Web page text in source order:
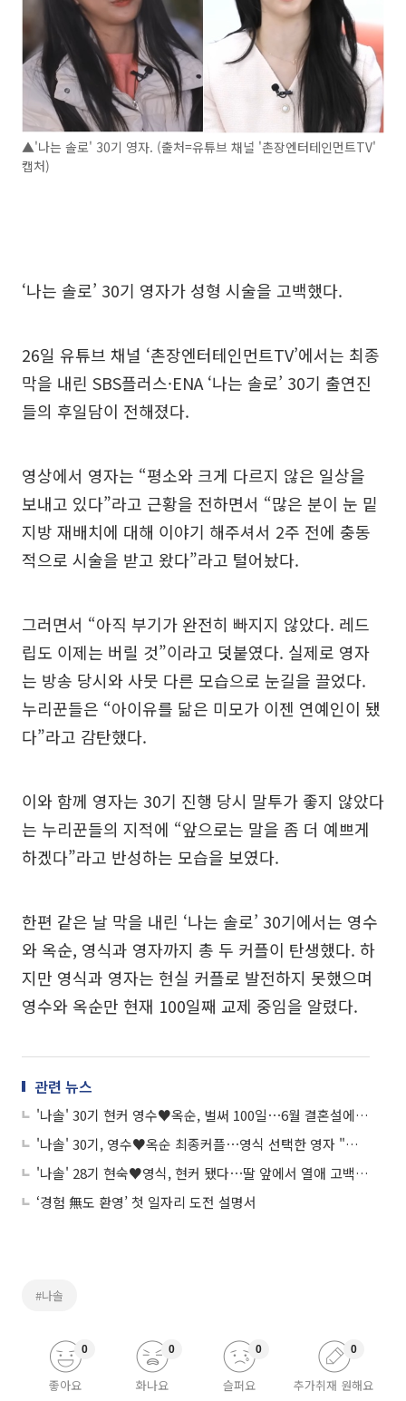
▲'나는 솔로' 30기 영자. (출처=유튜브 채널 '촌장엔터테인먼트TV'
캡처)
‘나는 솔로’ 30기 영자가 성형 시술을 고백했다.
26일 유튜브 채널 ‘촌장엔터테인먼트TV’에서는 최종
막을 내린 SBS플러스·ENA ‘나는 솔로’ 30기 출연진
들의 후일담이 전해졌다.
영상에서 영자는 “평소와 크게 다르지 않은 일상을
보내고 있다”라고 근황을 전하면서 “많은 분이 눈 밑
지방 재배치에 대해 이야기 해주셔서 2주 전에 충동
적으로 시술을 받고 왔다”라고 털어놨다.
그러면서 “아직 부기가 완전히 빠지지 않았다. 레드
립도 이제는 버릴 것”이라고 덧붙였다. 실제로 영자
는 방송 당시와 사뭇 다른 모습으로 눈길을 끌었다.
누리꾼들은 “아이유를 닮은 미모가 이젠 연예인이 됐
다”라고 감탄했다.
이와 함께 영자는 30기 진행 당시 말투가 좋지 않았다
는 누리꾼들의 지적에 “앞으로는 말을 좀 더 예쁘게
하겠다”라고 반성하는 모습을 보였다.
한편 같은 날 막을 내린 ‘나는 솔로’ 30기에서는 영수
와 옥순, 영식과 영자까지 총 두 커플이 탄생했다. 하
지만 영식과 영자는 현실 커플로 발전하지 못했으며
영수와 옥순만 현재 100일째 교제 중임을 알렸다.
관련 뉴스
'나솔' 30기 현커 영수♥옥순, 벌써 100일⋯6월 결혼설에 "차차 계획 중"
'나솔' 30기, 영수♥옥순 최종커플⋯영식 선택한 영자 "아직도 모르겠다"
'나솔' 28기 현숙♥영식, 현커 됐다⋯딸 앞에서 열애 고백 "7개월 만나"
‘경험 無도 환영’ 첫 일자리 도전 설명서
#나솔
좋아요
0
화나요
0
슬퍼요
0
추가취재 원해요
0